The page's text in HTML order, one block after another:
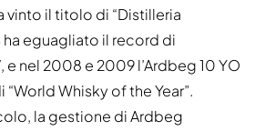
vinto il titolo di “Distilleria
ha eguagliato il record di
e nel 2008 e 2009 l’Ardbeg 10 YO
Whisky of the Year”.
la gestione di Ardbeg